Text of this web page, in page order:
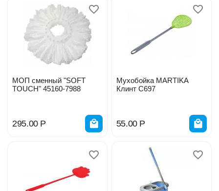
МОП сменный "SOFT
TOUCH" 45160-7988
295.00 Р
Мухобойка MARTIKA
Клинт С697
55.00 Р